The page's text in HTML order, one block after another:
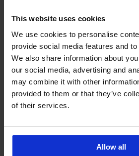
This website uses cookies
We use cookies to personalise
provide social media features and
We also share information about
our social media, advertising and
may combine it with other
provided to them or that they’ve
of their services.
Allow all
491 204 304
info@astratex.cz
Newsletter
Nenechte si ujít žádnou slevu.